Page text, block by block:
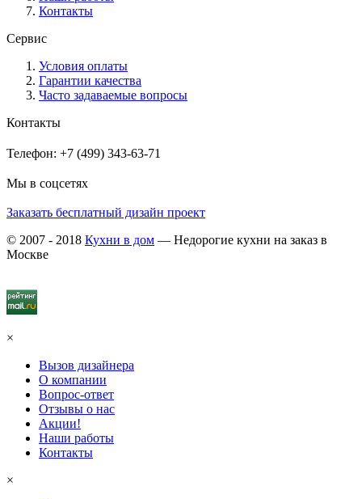
Контакты
Сервис
Условия оплаты
Гарантии качества
Часто задаваемые вопросы
Контакты
Телефон: +7 (499) 343-63-71
Мы в соцсетях
Заказать бесплатный дизайн проект
© 2007 - 2018 Кухни в дом — Недорогие кухни на заказ в
Москве
×
Вызов дизайнера
О компании
Вопрос-ответ
Отзывы о нас
Акции!
Наши работы
Контакты
×